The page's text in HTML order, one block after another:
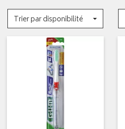
Trier par disponibilité